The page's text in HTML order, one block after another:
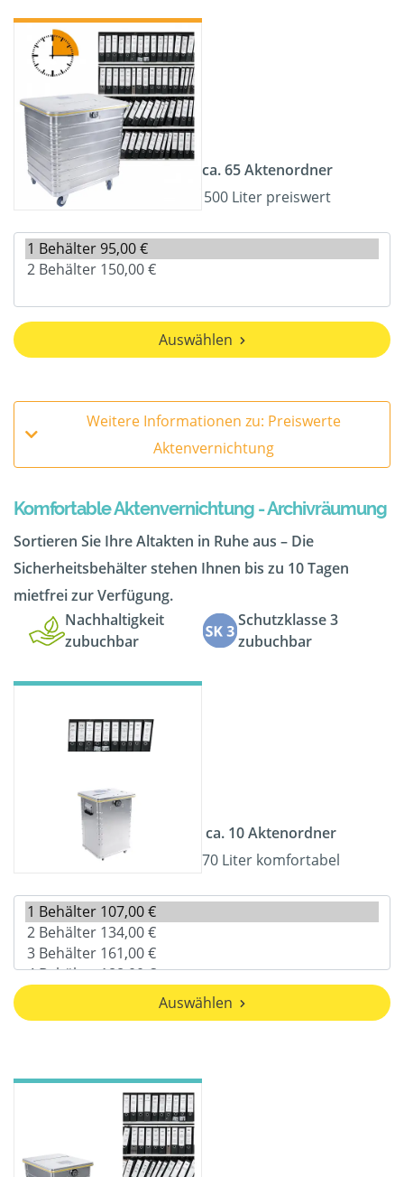
ca. 65 Aktenordner
500 Liter preiswert
Auswählen
Weitere Informationen zu: Preiswerte
Aktenvernichtung
Komfortable Aktenvernichtung - Archivräumung
Sortieren Sie Ihre Altakten in Ruhe aus – Die
Sicherheitsbehälter stehen Ihnen bis zu 10 Tagen
mietfrei zur Verfügung.
Nachhaltigkeit
zubuchbar
Schutzklasse 3
zubuchbar
ca. 10 Aktenordner
70 Liter komfortabel
Auswählen